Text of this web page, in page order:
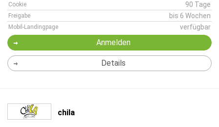
Cookie 90 Tage
Freigabe bis 6 Wochen
Mobil-Landingpage verfügbar
Anmelden
Details
chila